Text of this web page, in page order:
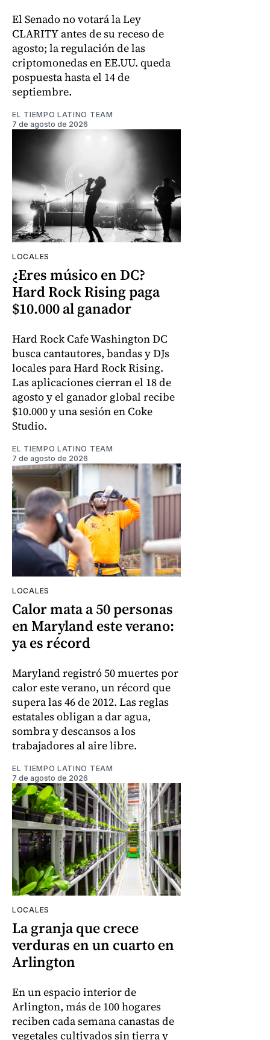
El Senado no votará la Ley
CLARITY antes de su receso de
agosto; la regulación de las
criptomonedas en EE.UU. queda
pospuesta hasta el 14 de
septiembre.
EL TIEMPO LATINO TEAM
7 de agosto de 2026
LOCALES
¿Eres músico en DC?
Hard Rock Rising paga
$10.000 al ganador
Hard Rock Cafe Washington DC
busca cantautores, bandas y DJs
locales para Hard Rock Rising.
Las aplicaciones cierran el 18 de
agosto y el ganador global recibe
$10.000 y una sesión en Coke
Studio.
EL TIEMPO LATINO TEAM
7 de agosto de 2026
LOCALES
Calor mata a 50 personas
en Maryland este verano:
ya es récord
Maryland registró 50 muertes por
calor este verano, un récord que
supera las 46 de 2012. Las reglas
estatales obligan a dar agua,
sombra y descansos a los
trabajadores al aire libre.
EL TIEMPO LATINO TEAM
7 de agosto de 2026
LOCALES
La granja que crece
verduras en un cuarto en
Arlington
En un espacio interior de
Arlington, más de 100 hogares
reciben cada semana canastas de
vegetales cultivados sin tierra y